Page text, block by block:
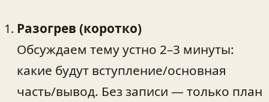
Разогрев (коротко)
Обсуждаем тему устно 2–3 минуты:
какие будут вступление/основная
часть/вывод. Без записи — только план